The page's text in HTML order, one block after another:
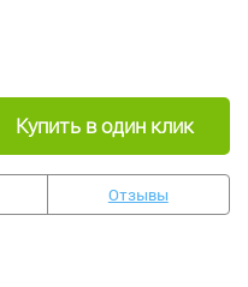
Купить в один клик
Отзывы